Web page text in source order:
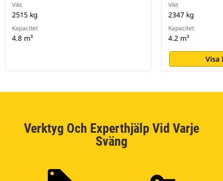
Vikt
2515 kg
Kapacitet
4.8 m³
Vikt
2347 kg
Kapacitet
4.2 m³
Visa
Verktyg Och Experthjälp Vid Varje
Sväng